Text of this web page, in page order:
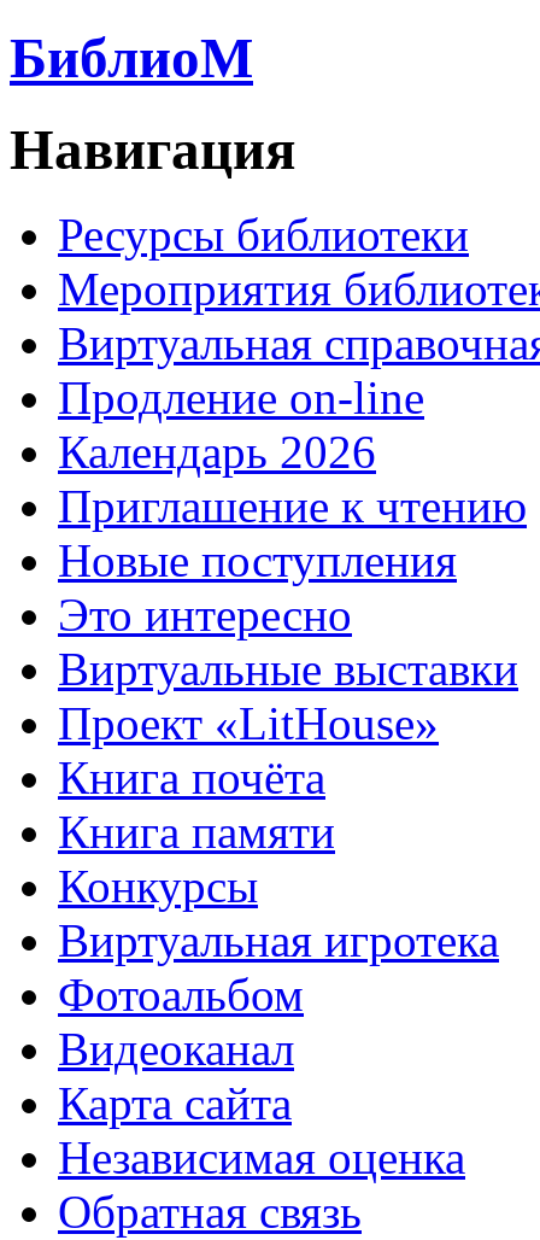
БиблиоМ
Навигация
Ресурсы библиотеки
Мероприятия
Виртуальная
Продление on-line
Календарь 2026
Приглашение к чтению
Новые поступления
Это интересно
Виртуальные выставки
Проект «LitHouse»
Книга почёта
Книга памяти
Конкурсы
Виртуальная игротека
Фотоальбом
Видеоканал
Карта сайта
Независимая оценка
Обратная связь